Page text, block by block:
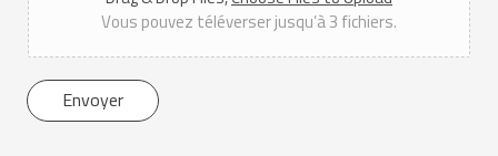
Vous pouvez téléverser jusqu’à 3 fichiers.
Envoyer